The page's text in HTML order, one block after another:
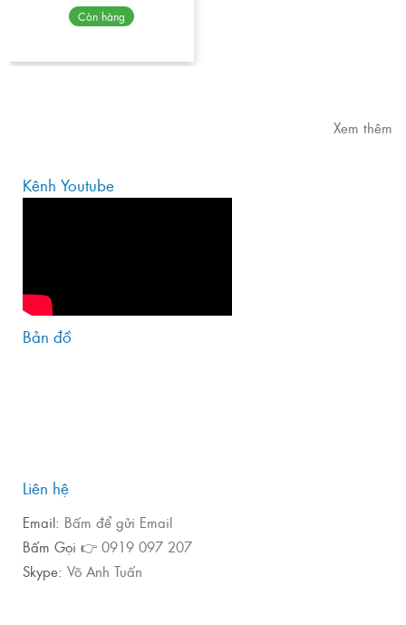
Còn hàng
Xem thêm
Kênh Youtube
Bản đồ
Liên hệ
Email: Bấm để gửi Email
Bấm Gọi 👉 0919 097 207
Skype: Võ Anh Tuấn